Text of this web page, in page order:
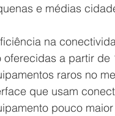
e médias
na
oferecidas a partir
raros no
que usam
pouco